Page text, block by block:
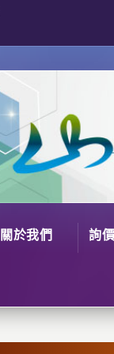
關於我們 詢